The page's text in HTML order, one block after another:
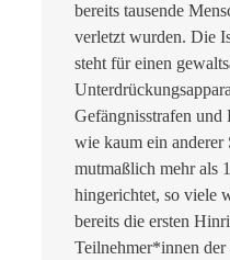
bereits tausende
verletzt wurden. Die
steht für einen
Gefängnisstrafen
wie kaum ein anderer
mutmaßlich mehr als
hingerichtet, so viele
bereits die ersten
Teilnehmer*innen